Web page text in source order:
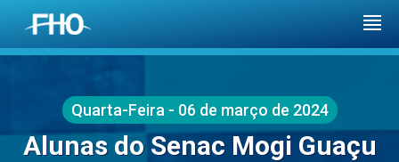
Quarta-Feira - 06 de março de 2024
Alunas do Senac Mogi Guaçu